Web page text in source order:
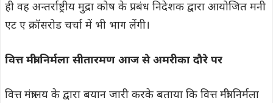
ही वह अन्तर्राष्ट्रीय मुद्रा कोष के प्रबंध निदेशक द्वारा आयोजित मनी
एट ए क्रॉसरोड चर्चा में भी भाग लेंगी।
वित्त मंत्री निर्मला सीतारमण आज से अमरीका दौरे पर
वित्त मंत्रालय के द्वारा बयान जारी करके बताया कि वित्त मंत्री निर्मला